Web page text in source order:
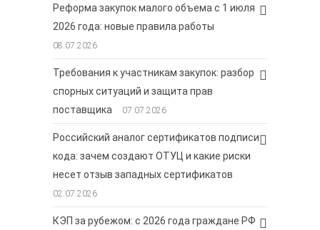
Реформа закупок малого объема с 1 июля
2026 года: новые правила работы
08.07.2026
Требования к участникам закупок: разбор
спорных ситуаций и защита прав
поставщика
07.07.2026
Российский аналог сертификатов подписи
кода: зачем создают ОТУЦ и какие риски
несет отзыв западных сертификатов
02.07.2026
КЭП за рубежом: с 2026 года граждане РФ